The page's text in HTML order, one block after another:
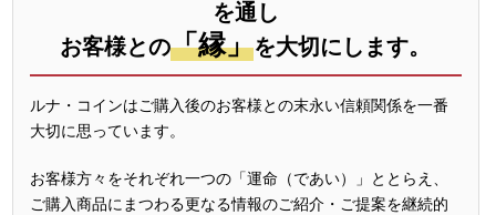
を通し
お客様との「縁」を大切にします。
ルナ・コインはご購入後のお客様との末永い信頼関係を一番
大切に思っています。
お客様方々をそれぞれ一つの「運命（であい）」ととらえ、
ご購入商品にまつわる更なる情報のご紹介・ご提案を継続的